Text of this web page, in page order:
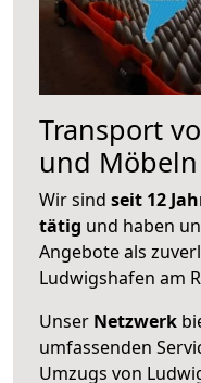
Transport
und
Wir sind seit 12
tätig und haben
Angebote als
Ludwigshafen am
Unser Netzwerk
umfassenden
Umzugs von